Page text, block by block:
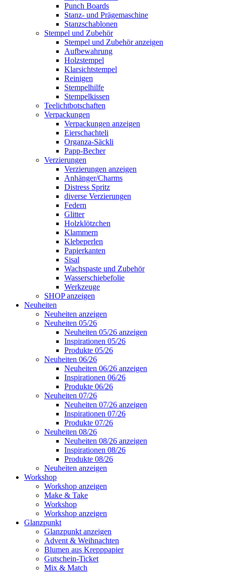
Punch Boards
Stanz- und Prägemaschine
Stanzschablonen
Stempel und Zubehör
Stempel und Zubehör anzeigen
Aufbewahrung
Holzstempel
Klarsichtstempel
Reinigen
Stempelhilfe
Stempelkissen
Teelichtbotschaften
Verpackungen
Verpackungen anzeigen
Eierschachteli
Organza-Säckli
Papp-Becher
Verzierungen
Verzierungen anzeigen
Anhänger/Charms
Distress Spritz
diverse Verzierungen
Federn
Glitter
Holzklötzchen
Klammern
Klebeperlen
Papierkanten
Sisal
Wachspaste und Zubehör
Wasserschiebefolie
Werkzeuge
SHOP anzeigen
Neuheiten
Neuheiten anzeigen
Neuheiten 05/26
Neuheiten 05/26 anzeigen
Inspirationen 05/26
Produkte 05/26
Neuheiten 06/26
Neuheiten 06/26 anzeigen
Inspirationen 06/26
Produkte 06/26
Neuheiten 07/26
Neuheiten 07/26 anzeigen
Inspirationen 07/26
Produkte 07/26
Neuheiten 08/26
Neuheiten 08/26 anzeigen
Inspirationen 08/26
Produkte 08/26
Neuheiten anzeigen
Workshop
Workshop anzeigen
Make & Take
Workshop
Workshop anzeigen
Glanzpunkt
Glanzpunkt anzeigen
Advent & Weihnachten
Blumen aus Krepppapier
Gutschein-Ticket
Mix & Match